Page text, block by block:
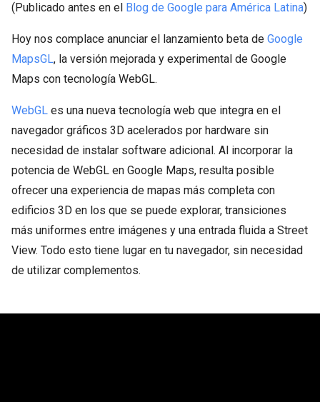
(Publicado antes en el Blog de Google para América Latina)
Hoy nos complace anunciar el lanzamiento beta de Google
MapsGL, la versión mejorada y experimental de Google
Maps con tecnología WebGL.
WebGL es una nueva tecnología web que integra en el
navegador gráficos 3D acelerados por hardware sin
necesidad de instalar software adicional. Al incorporar la
potencia de WebGL en Google Maps, resulta posible
ofrecer una experiencia de mapas más completa con
edificios 3D en los que se puede explorar, transiciones
más uniformes entre imágenes y una entrada fluida a Street
View. Todo esto tiene lugar en tu navegador, sin necesidad
de utilizar complementos.